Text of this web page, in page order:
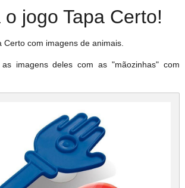
jogo Tapa Certo!
Certo com imagens de animais.
as imagens deles com as "mãozinhas" com